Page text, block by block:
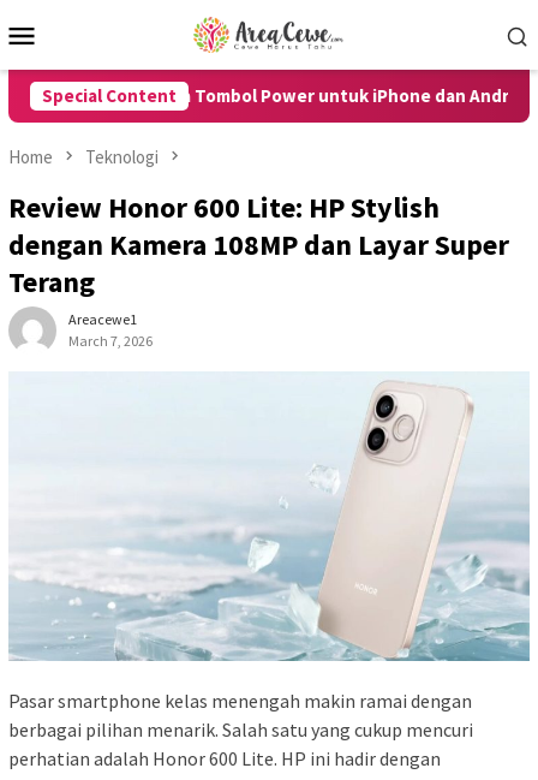
to
Menu
Special Content
Tanpa Tombol Power untuk iPhone dan Android dengan
Home Teknologi
Review Honor 600 Lite: HP Stylish
dengan Kamera 108MP dan Layar Super
Terang
Areacewe1
March 7, 2026
Pasar smartphone kelas menengah makin ramai dengan
berbagai pilihan menarik. Salah satu yang cukup mencuri
perhatian adalah Honor 600 Lite. HP ini hadir dengan